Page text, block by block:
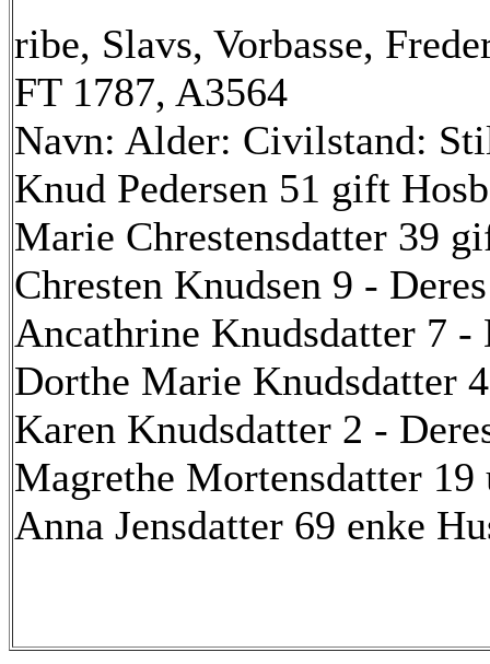
ribe, Slavs, Vorbasse,
FT 1787, A3564
Navn: Alder: Civilstand:
Knud Pedersen 51 gift
Marie Chrestensdatter 39
Chresten Knudsen 9 -
Ancathrine Knudsdatter 7 -
Dorthe Marie Knudsdatter
Karen Knudsdatter 2 -
Magrethe Mortensdatter
Anna Jensdatter 69 enke